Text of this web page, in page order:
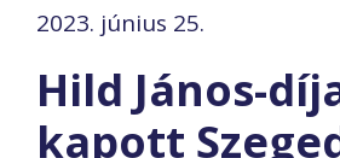
2023. június 25.
Hild János-
kapott